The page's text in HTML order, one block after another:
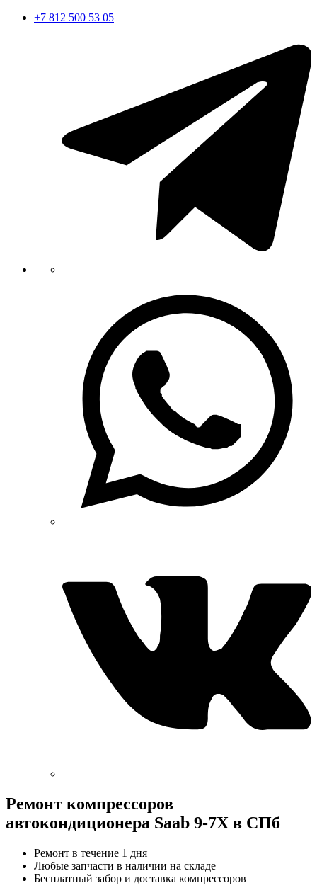
+7 812 500 53 05
Ремонт компрессоров
автокондиционера Saab 9-7X в СПб
Ремонт в течение 1 дня
Любые запчасти в наличии на складе
Бесплатный забор и доставка компрессоров